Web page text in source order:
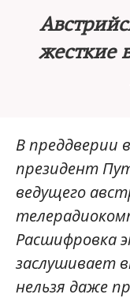
жесткие
В преддверии
президент
ведущего
Расшифровка
заслушивает
нельзя даже